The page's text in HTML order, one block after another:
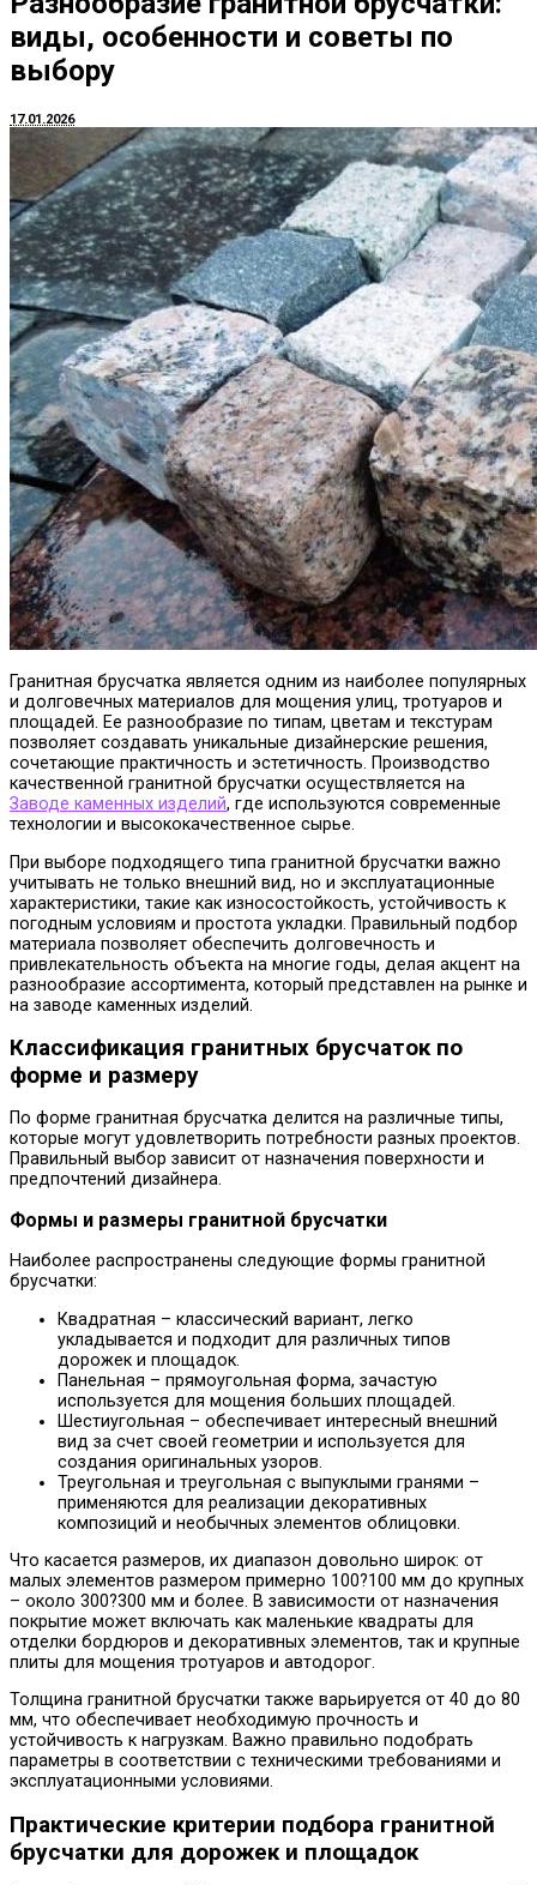
виды, особенности и советы по
выбору
17.01.2026
Гранитная брусчатка является одним из наиболее популярных
и долговечных материалов для мощения улиц, тротуаров и
площадей. Ее разнообразие по типам, цветам и текстурам
позволяет создавать уникальные дизайнерские решения,
сочетающие практичность и эстетичность. Производство
качественной гранитной брусчатки осуществляется на
Заводе каменных изделий, где используются современные
технологии и высококачественное сырье.
При выборе подходящего типа гранитной брусчатки важно
учитывать не только внешний вид, но и эксплуатационные
характеристики, такие как износостойкость, устойчивость к
погодным условиям и простота укладки. Правильный подбор
материала позволяет обеспечить долговечность и
привлекательность объекта на многие годы, делая акцент на
разнообразие ассортимента, который представлен на рынке и
на заводе каменных изделий.
Классификация гранитных брусчаток по
форме и размеру
По форме гранитная брусчатка делится на различные типы,
которые могут удовлетворить потребности разных проектов.
Правильный выбор зависит от назначения поверхности и
предпочтений дизайнера.
Формы и размеры гранитной брусчатки
Наиболее распространены следующие формы гранитной
брусчатки:
Квадратная – классический вариант, легко
укладывается и подходит для различных типов
дорожек и площадок.
Панельная – прямоугольная форма, зачастую
используется для мощения больших площадей.
Шестиугольная – обеспечивает интересный внешний
вид за счет своей геометрии и используется для
создания оригинальных узоров.
Треугольная и треугольная с выпуклыми гранями –
применяются для реализации декоративных
композиций и необычных элементов облицовки.
Что касается размеров, их диапазон довольно широк: от
малых элементов размером примерно 100?100 мм до крупных
– около 300?300 мм и более. В зависимости от назначения
покрытие может включать как маленькие квадраты для
отделки бордюров и декоративных элементов, так и крупные
плиты для мощения тротуаров и автодорог.
Толщина гранитной брусчатки также варьируется от 40 до 80
мм, что обеспечивает необходимую прочность и
устойчивость к нагрузкам. Важно правильно подобрать
параметры в соответствии с техническими требованиями и
эксплуатационными условиями.
Практические критерии подбора гранитной
брусчатки для дорожек и площадок